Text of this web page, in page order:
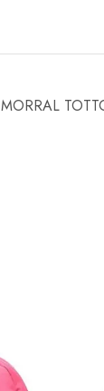
MORRAL